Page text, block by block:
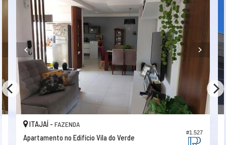
#1.527
ITAJAÍ -FAZENDA
Apartamento no Edifício Vila do Verde